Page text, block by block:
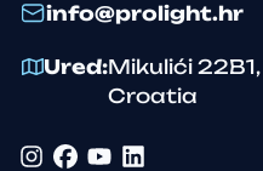
info@prolight.hr
Ured:Mikulići 22B1,
Croatia